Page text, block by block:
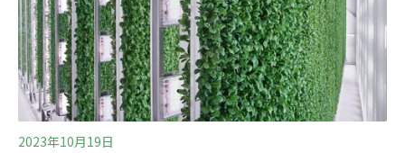
據航空運輸行動組織（ATAG, Air Transport Action
Group）旗下的網站，傳統濕洗一台廣體客機需用1萬
3000公升的水，但乾洗配上環保科技，用水量可減少
95%。
2023年10月19日